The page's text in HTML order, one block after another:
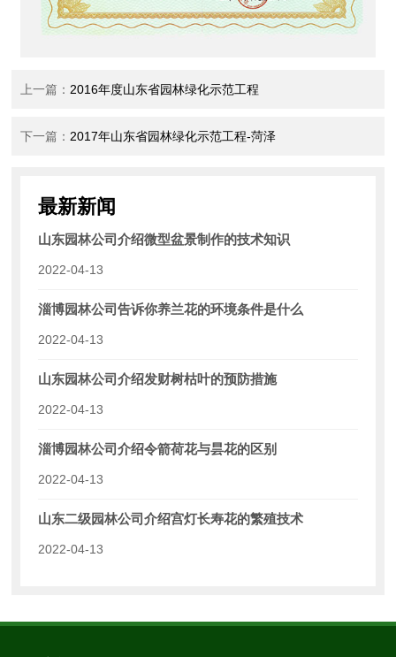
上一篇： 2016年度山东省园林绿化示范工程
下一篇： 2017年山东省园林绿化示范工程-菏泽
最新新闻
山东园林公司介绍微型盆景制作的技术知识
2022-04-13
淄博园林公司告诉你养兰花的环境条件是什么
2022-04-13
山东园林公司介绍发财树枯叶的预防措施
2022-04-13
淄博园林公司介绍令箭荷花与昙花的区别
2022-04-13
山东二级园林公司介绍宫灯长寿花的繁殖技术
2022-04-13